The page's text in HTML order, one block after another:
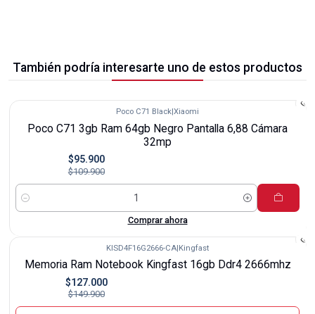
También podría interesarte uno de estos productos
Poco C71 Black Xiaomi
Poco C71 3gb Ram 64gb Negro Pantalla 6,88 Cámara
32mp
$95.900
$109.900
Cantidad
Comprar ahora
Agotado
KISD4F16G2666-CA|Kingfast
Memoria Ram Notebook Kingfast 16gb Ddr4 2666mhz
$127.000
$149.900